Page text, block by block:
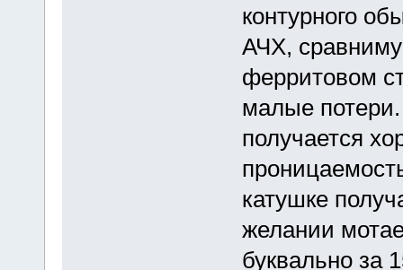
контурного
АЧХ,
ферритовом
малые потери.
получается
катушке
желании
буквально за